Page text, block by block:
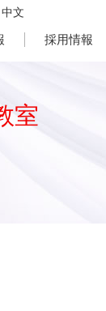
中文
採用情報
室